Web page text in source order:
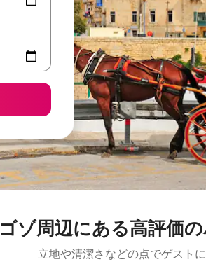
ゴゾ⁠周⁠辺⁠に⁠あ⁠る高⁠評⁠価⁠
立地や清潔さなどの点でゲスト